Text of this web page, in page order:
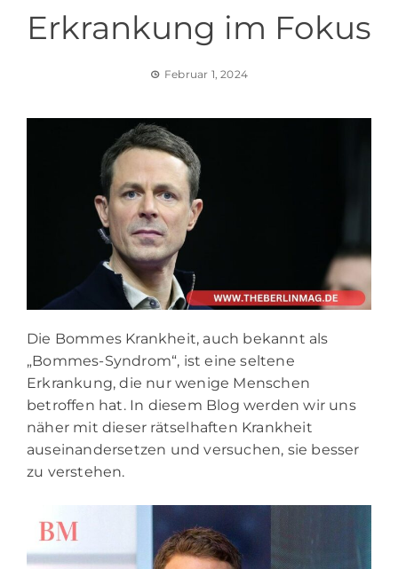
Erkrankung im Fokus
Februar 1, 2024
Die Bommes Krankheit, auch bekannt als
„Bommes-Syndrom“, ist eine seltene
Erkrankung, die nur wenige Menschen
betroffen hat. In diesem Blog werden wir uns
näher mit dieser rätselhaften Krankheit
auseinandersetzen und versuchen, sie besser
zu verstehen.